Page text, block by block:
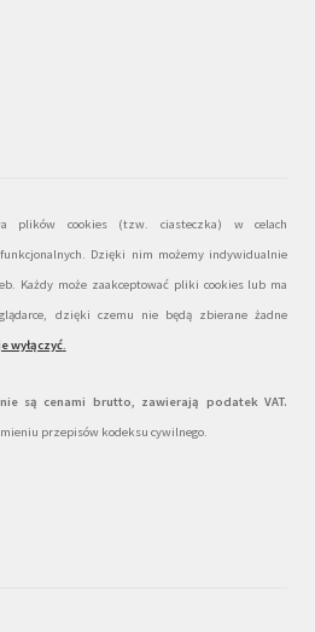
plików cookies (tzw. ciasteczka) w celach
Dzięki nim możemy indywidualnie
Każdy może zaakceptować pliki cookies lub ma
dzięki czemu nie będą zbierane żadne
wyłączyć.
są cenami brutto, zawierają podatek VAT.
przepisów kodeksu cywilnego.